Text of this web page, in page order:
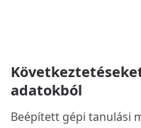
adatokból
Beépített gépi tanulási